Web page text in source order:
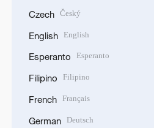
Czech Český
English English
Esperanto Esperanto
Filipino Filipino
French Français
German Deutsch